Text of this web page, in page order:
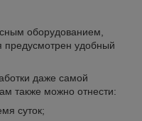
оборудованием,
предусмотрен удобный
даже самой
также можно отнести:
суток;